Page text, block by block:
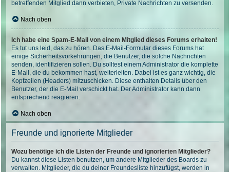
betreffenden Mitglied dann verbieten, Private Nachrichten zu versenden.
Nach oben
Ich habe eine Spam-E-Mail von einem Mitglied dieses Forums erhalten!
Es tut uns leid, das zu hören. Das E-Mail-Formular dieses Forums hat
einige Sicherheitsvorkehrungen, die Benutzer, die solche Nachrichten
senden, identifizieren sollen. Du solltest einem Administrator die komplette
E-Mail, die du bekommen hast, weiterleiten. Dabei ist es ganz wichtig, die
Kopfzeilen (Headers) mitzuschicken. Diese enthalten Details über den
Benutzer, der die E-Mail verschickt hat. Der Administrator kann dann
entsprechend reagieren.
Nach oben
Freunde und ignorierte Mitglieder
Wozu benötige ich die Listen der Freunde und ignorierten Mitglieder?
Du kannst diese Listen benutzen, um andere Mitglieder des Boards zu
verwalten. Mitglieder, die du deiner Freundesliste hinzufügst, werden in